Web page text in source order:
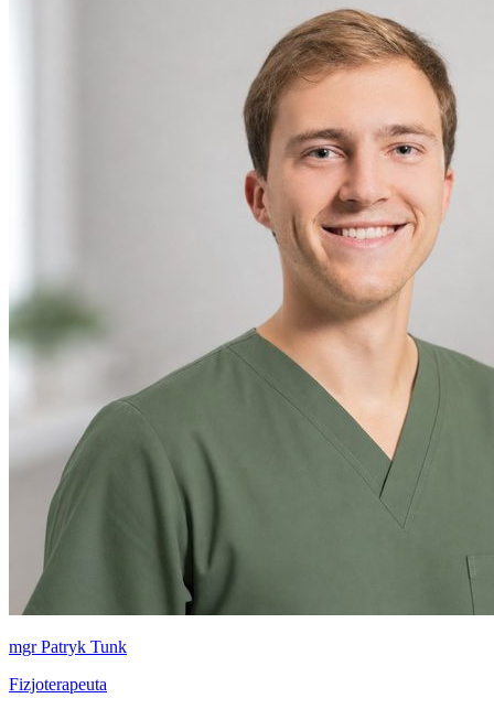
mgr Patryk Tunk
Fizjoterapeuta